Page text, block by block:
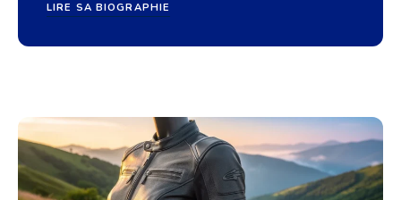
LIRE SA BIOGRAPHIE